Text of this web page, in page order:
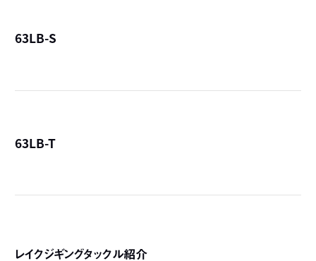
63LB-S
63LB-T
レイクジギングタックル紹介